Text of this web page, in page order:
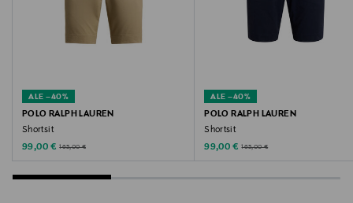
Portugali
Valmistajan tuotenumero
S5508
ALE –40%
POLO RALPH LAUREN
Shortsit
Discounted Price
99,00 € Original Price
165,00 €
ALE –40%
POLO RALPH LAUREN
Shortsit
Discounted Price
99,00 € Original Price
165,00 €